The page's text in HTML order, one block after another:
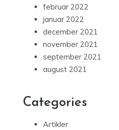
februar 2022
januar 2022
december 2021
november 2021
september 2021
august 2021
Categories
Artikler